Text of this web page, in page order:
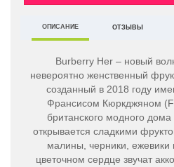
ОПИСАНИЕ ОТЗЫВЫ
Burberry Her – новый
невероятно женственный
созданный в 2018 году
Франсисом Кюркджяном
британского модного
открывается сладкими
малины, черники,
цветочном сердце звучат